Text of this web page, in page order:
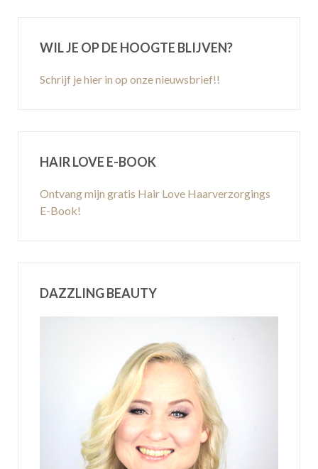
WIL JE OP DE HOOGTE BLIJVEN?
Schrijf je hier in op onze nieuwsbrief!!
HAIR LOVE E-BOOK
Ontvang mijn gratis Hair Love Haarverzorgings
E-Book!
DAZZLING BEAUTY